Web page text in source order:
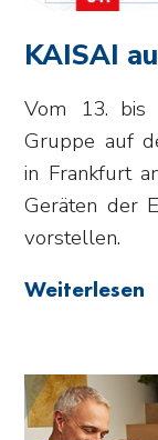
KAISAI
Vom 13. bis
Gruppe auf
in Frankfurt
Geräten der
vorstellen.
Weiterlesen